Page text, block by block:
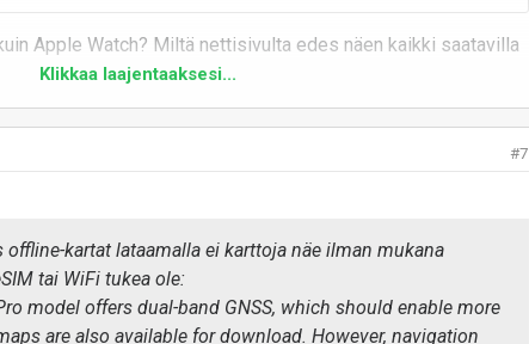
Apple Watch? Miltä nettisivulta edes näen kaikki saatavilla
Klikkaa laajentaaksesi...
#7
kartat lataamalla ei karttoja näe ilman mukana
tai WiFi tukea ole:
model offers dual-band GNSS, which should enable more
are also available for download. However, navigation